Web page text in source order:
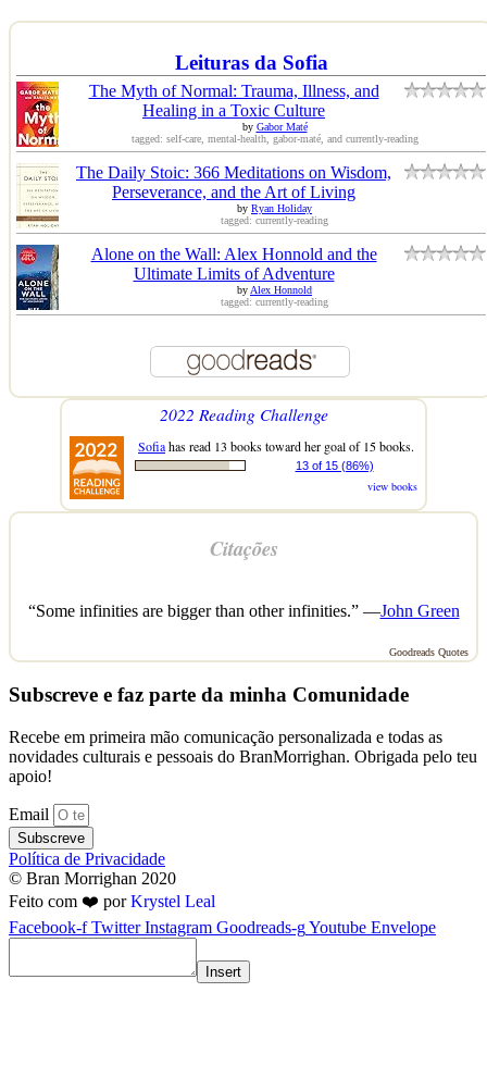
Leituras da Sofia
The Myth of Normal: Trauma, Illness, and
Healing in a Toxic Culture
by Gabor Maté
tagged: self-care, mental-health, gabor-maté, and currently-reading
The Daily Stoic: 366 Meditations on Wisdom,
Perseverance, and the Art of Living
by Ryan Holiday
tagged: currently-reading
Alone on the Wall: Alex Honnold and the
Ultimate Limits of Adventure
by Alex Honnold
tagged: currently-reading
2022 Reading Challenge
Sofiahas read 13 books toward her goal of 15 books.
13 of 15 (86%)
view books
Citações
“Some infinities are bigger than other infinities.” —John Green
Goodreads Quotes
Subscreve e faz parte da minha Comunidade
Recebe em primeira mão comunicação personalizada e todas as
novidades culturais e pessoais do BranMorrighan. Obrigada pelo teu
apoio!
Email
Subscreve
Política de Privacidade
© Bran Morrighan 2020
Feito com ❤️ porKrystel Leal
Facebook-f Twitter Instagram Goodreads-gYoutube Envelope
Insert